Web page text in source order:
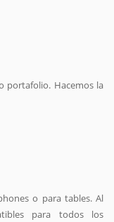
portafolio. Hacemos la
o para tables. Al
para todos los